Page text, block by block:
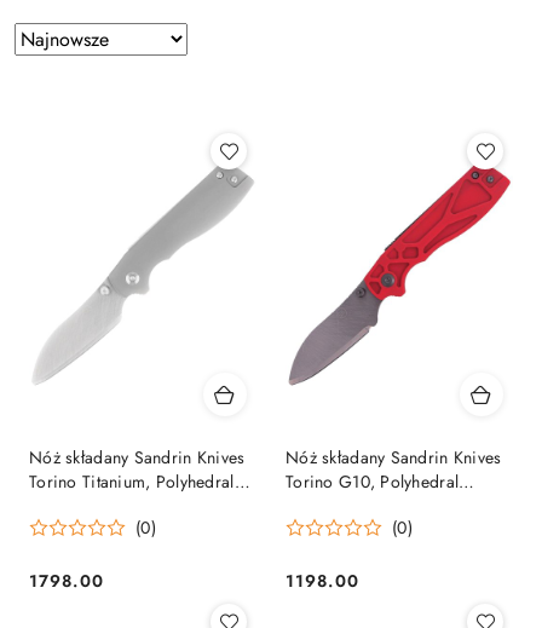
Zastosowano
sortowanie:
Sortuj
według
Nóż składany Sandrin Knives
Torino Titanium, Polyhedral
(TORINO Ti) Sandrin Knives
(0)
Cena:
1798.00
Nóż składany Sandrin Knives
Torino G10, Polyhedral
Sandrin Knives by Turmond
(0)
Cena:
1198.00